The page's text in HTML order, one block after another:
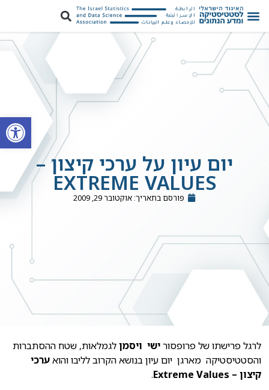
פתח
יום עיון על ערכי קיצון –
EXTREME VALUES
פורסם בתאריך: אוקטובר 29, 2009
לרגל פרישתו של פרופסורישי ויסמןלגמלאות, שטח ההסתברות
והסטטיסטיקה מארגן יום עיון בנושא הקרוב לליבו והואערכי
קיצון – Extreme Values
.